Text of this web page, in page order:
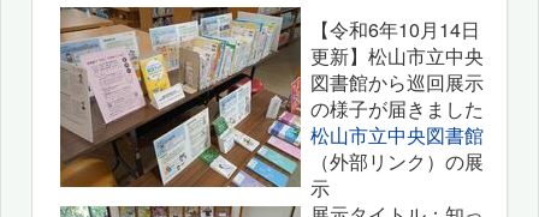
【令和6年10月14日
更新】松山市立中央
図書館から巡回展示
の様子が届きました
松山市立中央図書館
（外部リンク）の展
示